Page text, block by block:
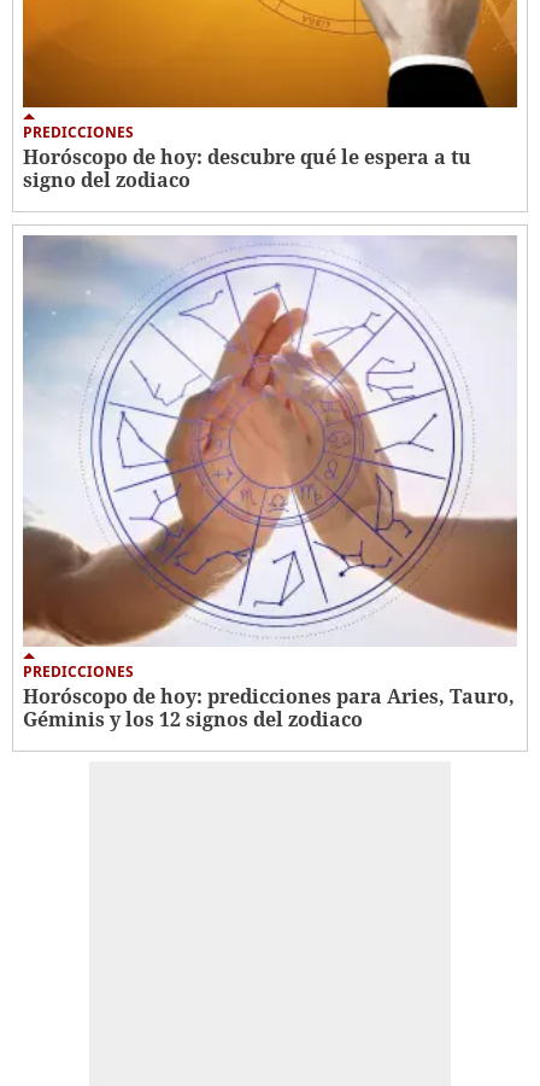
PREDICCIONES
Horóscopo de hoy: descubre qué le espera a tu
signo del zodiaco
PREDICCIONES
Horóscopo de hoy: predicciones para Aries, Tauro,
Géminis y los 12 signos del zodiaco